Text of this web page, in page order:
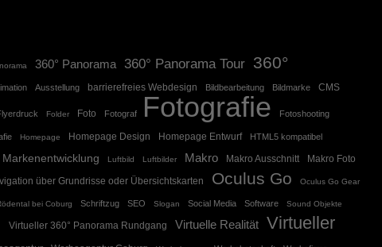
360° Panorama 360° Panorama Tour 360°
Ausstellung barrierefreies Webdesign Bildbearbeitung Bildmarke CMS
Folder Foto Fotograf Fotografie Fotoshooting
Homepage Homepage Design Homepage Entwurf HTML5 kompatibel
Luftbild Luftbilder Makro Makro Ausschnitt
Makro Foto
über Grundrisse oder Übersichtskarten Oculus Go Oculus Go Gear
bei Coburg Schriftzug SEO Slogan Social Media Software Sound Objekte
Virtueller 360° Panorama Rundgang Virtuelle Realität Virtueller